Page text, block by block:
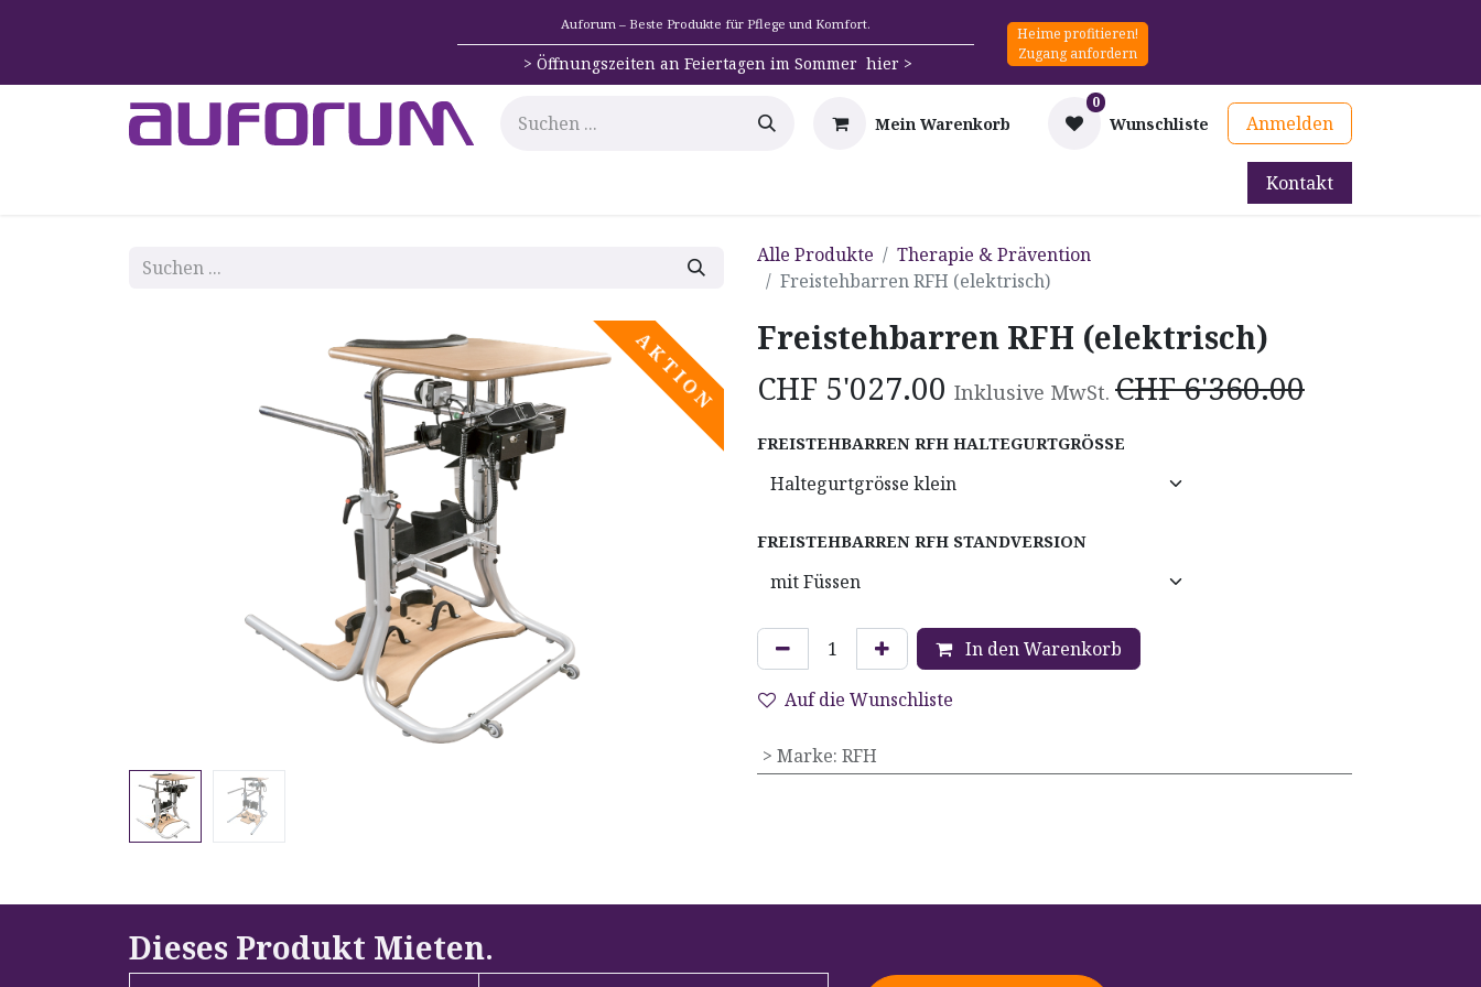
Auforum – Beste Produkte für Pflege und Komfort.
> Öffnungszeiten an Feiertagen im Sommer hier >
Heime profitieren!
Zugang anfordern
Mein Warenkorb
0
Wunschliste Anmelden
Mieten
Kontakt
Alle Produkte
Therapie & Prävention
Freistehbarren RFH (elektrisch)
A K T I O N
Freistehbarren RFH (elektrisch)
CHF 5'027.00 Inklusive MwSt. CHF6'360.00
FREISTEHBARREN RFH HALTEGURTGRÖSSE
FREISTEHBARREN RFH STANDVERSION
In den Warenkorb
Auf die Wunschliste
> Marke: RFH
Dieses Produkt Mieten.